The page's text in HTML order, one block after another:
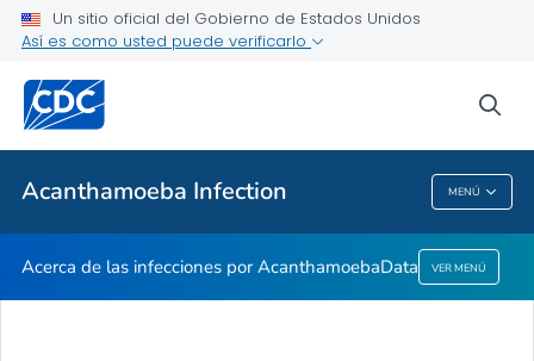
Un sitio oficial del Gobierno de Estados Unidos
Así es como usted puede verificarlo
Acanthamoeba Infection MENÚ
Temas relacionados
Acanthamoeba Infection
Acerca de las infecciones porAcanthamoebaData VER MENÚ